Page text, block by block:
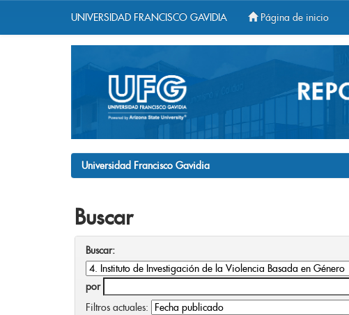
UNIVERSIDAD FRANCISCO GAVIDIA Página de inicio
Universidad Francisco Gavidia
Buscar
Buscar:
por
Filtros actuales: